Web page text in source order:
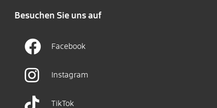
Besuchen Sie uns auf
Facebook
Instagram
TikTok